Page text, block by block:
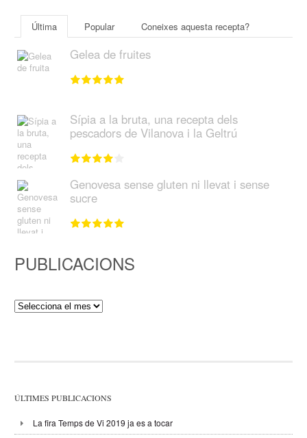
Última Popular Coneixes aquesta recepta?
Gelea de fruites
Sípia a la bruta, una recepta dels
pescadors de Vilanova i la Geltrú
Genovesa sense gluten ni llevat i sense
sucre
PUBLICACIONS
Publicacions
ÚLTIMES PUBLICACIONS
La fira Temps de Vi 2019 ja es a tocar